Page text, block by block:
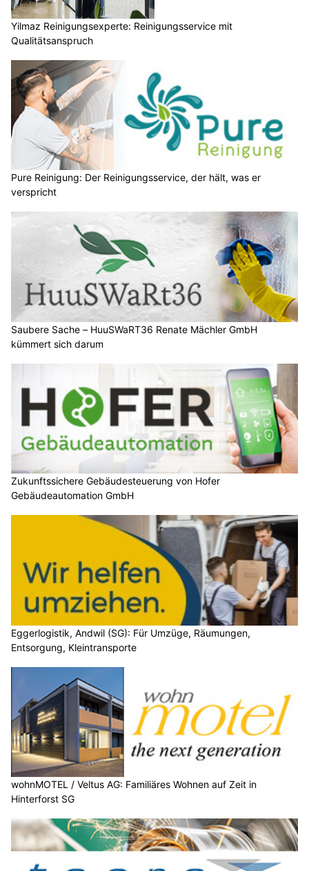
Yilmaz Reinigungsexperte: Reinigungsservice mit
Qualitätsanspruch
Pure Reinigung: Der Reinigungsservice, der hält, was er
verspricht
Saubere Sache – HuuSWaRT36 Renate Mächler GmbH
kümmert sich darum
Zukunftssichere Gebäudesteuerung von Hofer
Gebäudeautomation GmbH
Eggerlogistik, Andwil (SG): Für Umzüge, Räumungen,
Entsorgung, Kleintransporte
wohnMOTEL / Veltus AG: Familiäres Wohnen auf Zeit in
Hinterforst SG